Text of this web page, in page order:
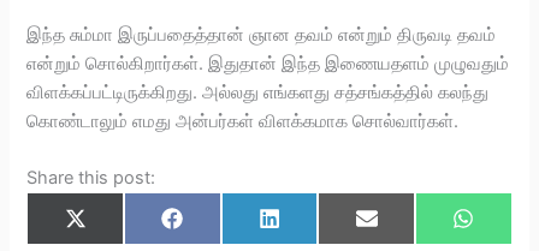
இந்த சும்மா இருப்பதைத்தான் ஞான தவம் என்றும் திருவடி தவம்
என்றும் சொல்கிறார்கள். இதுதான் இந்த இணையதளம் முழுவதும்
விளக்கப்பட்டிருக்கிறது. அல்லது எங்களது சத்சங்கத்தில் கலந்து
கொண்டாலும் எமது அன்பர்கள் விளக்கமாக சொல்வார்கள்.
Share this post:
Share
on
X
(
Share
on
F
a
Share
on
L
i
Share
on
E
m
Share
on
W
h